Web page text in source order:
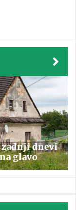
zadnji dnevi
glavo